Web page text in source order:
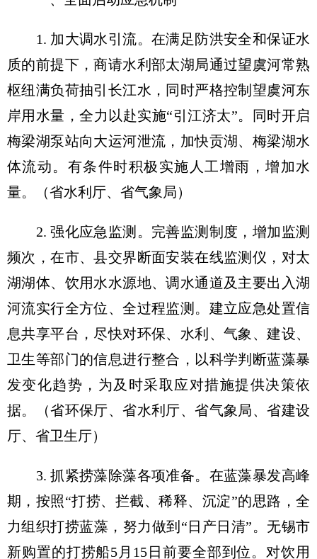
1. 加大调水引流。在满足防洪安全和保证水
质的前提下，商请水利部太湖局通过望虞河常熟
枢纽满负荷抽引长江水，同时严格控制望虞河东
岸用水量，全力以赴实施“引江济太”。同时开启
梅梁湖泵站向大运河泄流，加快贡湖、梅梁湖水
体流动。有条件时积极实施人工增雨，增加水
量。（省水利厅、省气象局）
2. 强化应急监测。完善监测制度，增加监测
频次，在市、县交界断面安装在线监测仪，对太
湖湖体、饮用水水源地、调水通道及主要出入湖
河流实行全方位、全过程监测。建立应急处置信
息共享平台，尽快对环保、水利、气象、建设、
卫生等部门的信息进行整合，以科学判断蓝藻暴
发变化趋势，为及时采取应对措施提供决策依
据。（省环保厅、省水利厅、省气象局、省建设
厅、省卫生厅）
3. 抓紧捞藻除藻各项准备。在蓝藻暴发高峰
期，按照“打捞、拦截、稀释、沉淀”的思路，全
力组织打捞蓝藻，努力做到“日产日清”。无锡市
新购置的打捞船5月15日前要全部到位。对饮用